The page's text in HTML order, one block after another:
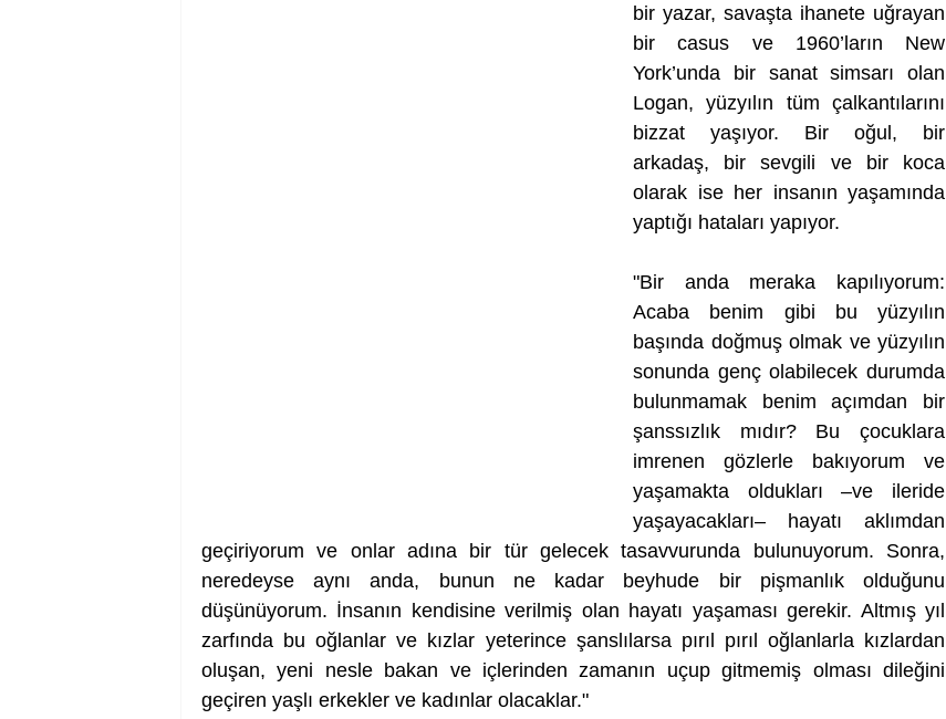
bir yazar, savaşta ihanete uğrayan
bir casus ve 1960’ların New
York’unda bir sanat simsarı olan
Logan, yüzyılın tüm çalkantılarını
bizzat yaşıyor. Bir oğul, bir
arkadaş, bir sevgili ve bir koca
olarak ise her insanın yaşamında
yaptığı hataları yapıyor.
"Bir anda meraka kapılıyorum:
Acaba benim gibi bu yüzyılın
başında doğmuş olmak ve yüzyılın
sonunda genç olabilecek durumda
bulunmamak benim açımdan bir
şanssızlık mıdır? Bu çocuklara
imrenen gözlerle bakıyorum ve
yaşamakta oldukları –ve ileride
yaşayacakları– hayatı aklımdan
geçiriyorum ve onlar adına bir tür gelecek tasavvurunda bulunuyorum. Sonra,
neredeyse aynı anda, bunun ne kadar beyhude bir pişmanlık olduğunu
düşünüyorum. İnsanın kendisine verilmiş olan hayatı yaşaması gerekir. Altmış yıl
zarfında bu oğlanlar ve kızlar yeterince şanslılarsa pırıl pırıl oğlanlarla kızlardan
oluşan, yeni nesle bakan ve içlerinden zamanın uçup gitmemiş olması dileğini
geçiren yaşlı erkekler ve kadınlar olacaklar."